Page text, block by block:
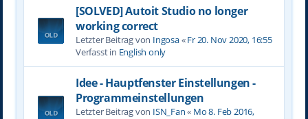
[SOLVED] Autoit Studio no longer
working correct
Letzter Beitrag von Ingosa«Fr 20. Nov 2020, 16:55
Verfasst in English only
Idee - Hauptfenster Einstellungen -
Programmeinstellungen
Letzter Beitrag von ISN_Fan« Mo 8. Feb 2016,